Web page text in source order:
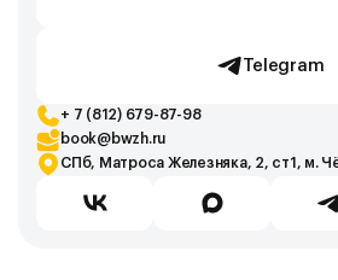
Telegram
+ 7 (812) 679-87-98
book@bwzh.ru
СПб, Матроса Железняка, 2, ст1, м.